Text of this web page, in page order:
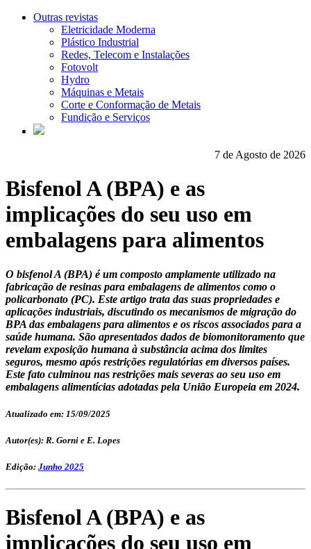
Outras revistas
Eletricidade Moderna
Plástico Industrial
Redes, Telecom e Instalações
Fotovolt
Hydro
Máquinas e Metais
Corte e Conformação de Metais
Fundição e Serviços
7 de Agosto de 2026
Bisfenol A (BPA) e as
implicações do seu uso em
embalagens para alimentos
O bisfenol A (BPA) é um composto amplamente utilizado na
fabricação de resinas para embalagens de alimentos como o
policarbonato (PC). Este artigo trata das suas propriedades e
aplicações industriais, discutindo os mecanismos de migração do
BPA das embalagens para alimentos e os riscos associados para a
saúde humana. São apresentados dados de biomonitoramento que
revelam exposição humana à substância acima dos limites
seguros, mesmo após restrições regulatórias em diversos países.
Este fato culminou nas restrições mais severas ao seu uso em
embalagens alimentícias adotadas pela União Europeia em 2024.
Atualizado em: 15/09/2025
Autor(es): R. Gorni e E. Lopes
Edição: Junho 2025
Bisfenol A (BPA) e as
implicações do seu uso em